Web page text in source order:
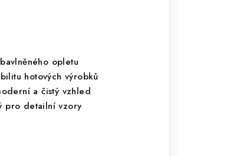
opletu
hotových výrobků
a čistý vzhled
pro detailní vzory